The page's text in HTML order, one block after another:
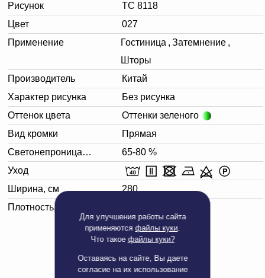
Для улучшения работы сайта
применяютсяфайлы куки.
Что такое файлы куки?
Оставаясь на сайте, Вы даете
согласие на их использование
Рисунок
TC 8118
Цвет
027
Применение
Гостиница , Затемнение ,
Шторы
Производитель
Китай
Характер рисунка
Без рисунка
Оттенок цвета
Оттенки зеленого
Вид кромки
Прямая
Светонепроницаемость
65-80 %
Уход
Ширина, см
280
Плотность, г/м²